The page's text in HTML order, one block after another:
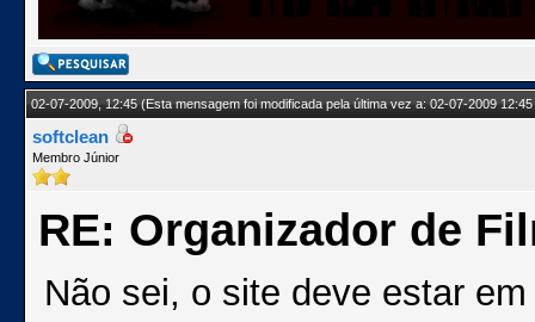
02-07-2009, 12:45(Esta mensagem foi modificada pela última vez a: 02-07-2009
softclean
Membro Júnior
RE: Organizador de
Não sei, o site deve estar